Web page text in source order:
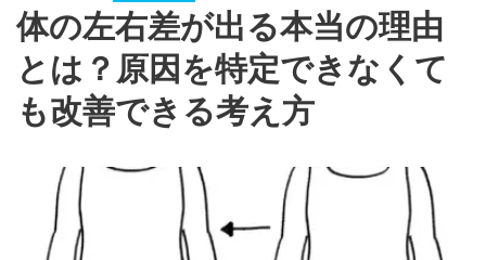
体の左右差が出る本当の理由
とは？原因を特定できなくて
も改善できる考え方